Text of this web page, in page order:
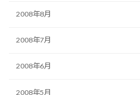
2008年8月
2008年7月
2008年6月
2008年5月